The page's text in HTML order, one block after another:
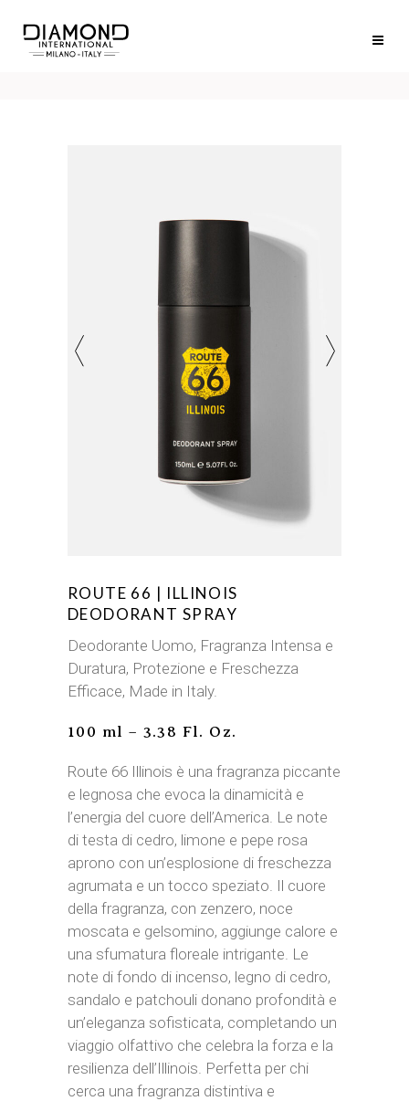
ROUTE 66 | ILLINOIS
DEODORANT SPRAY
Deodorante Uomo, Fragranza Intensa e
Duratura, Protezione e Freschezza
Efficace, Made in Italy.
100 ml – 3.38 Fl. Oz.
Route 66 Illinois è una fragranza piccante
e legnosa che evoca la dinamicità e
l’energia del cuore dell’America. Le note
di testa di cedro, limone e pepe rosa
aprono con un’esplosione di freschezza
agrumata e un tocco speziato. Il cuore
della fragranza, con zenzero, noce
moscata e gelsomino, aggiunge calore e
una sfumatura floreale intrigante. Le
note di fondo di incenso, legno di cedro,
sandalo e patchouli donano profondità e
un’eleganza sofisticata, completando un
viaggio olfattivo che celebra la forza e la
resilienza dell’Illinois. Perfetta per chi
cerca una fragranza distintiva e